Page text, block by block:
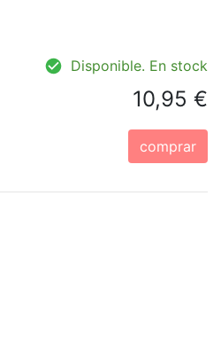
Disponible. En stock
10,95 €
comprar